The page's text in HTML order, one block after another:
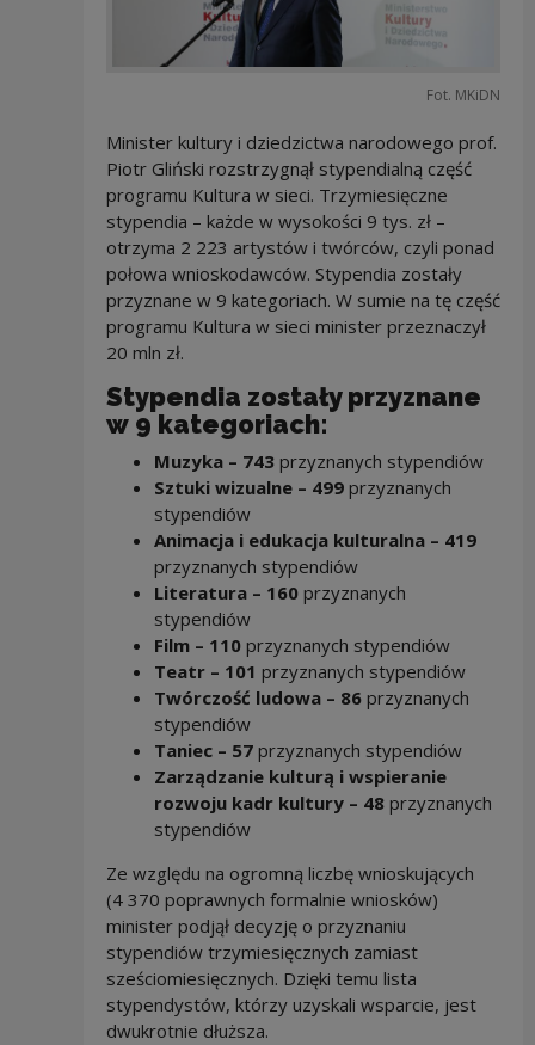
Fot. MKiDN
Minister kultury i dziedzictwa narodowego prof.
Piotr Gliński rozstrzygnął stypendialną część
programu Kultura w sieci. Trzymiesięczne
stypendia – każde w wysokości 9 tys. zł –
otrzyma 2 223 artystów i twórców, czyli ponad
połowa wnioskodawców. Stypendia zostały
przyznane w 9 kategoriach. W sumie na tę część
programu Kultura w sieci minister przeznaczył
20 mln zł.
Stypendia zostały przyznane
w 9 kategoriach:
Muzyka – 743 przyznanych stypendiów
Sztuki wizualne – 499 przyznanych
stypendiów
Animacja i edukacja kulturalna – 419
przyznanych stypendiów
Literatura – 160 przyznanych
stypendiów
Film – 110 przyznanych stypendiów
Teatr – 101 przyznanych stypendiów
Twórczość ludowa – 86przyznanych
stypendiów
Taniec – 57 przyznanych stypendiów
Zarządzanie kulturą i wspieranie
rozwoju kadr kultury – 48przyznanych
stypendiów
Ze względu na ogromną liczbę wnioskujących
(4 370 poprawnych formalnie wniosków)
minister podjął decyzję o przyznaniu
stypendiów trzymiesięcznych zamiast
sześciomiesięcznych. Dzięki temu lista
stypendystów, którzy uzyskali wsparcie, jest
dwukrotnie dłuższa.